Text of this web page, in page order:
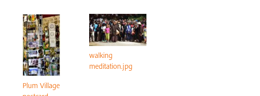
Plum Village
walking
meditation.jpg